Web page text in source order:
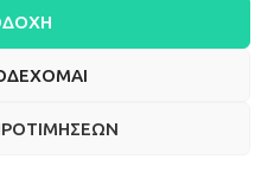
Κέντρο . All rights